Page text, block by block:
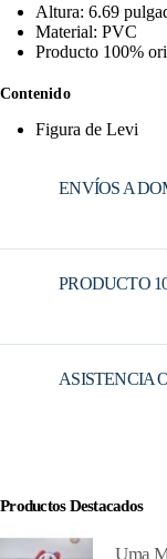
Altura: 6.69
Material: PVC
Producto 100%
Contenido
Figura de Levi
ENVÍOS A
PRODUCTO
ASISTENCIA
Productos Destacados
Uma